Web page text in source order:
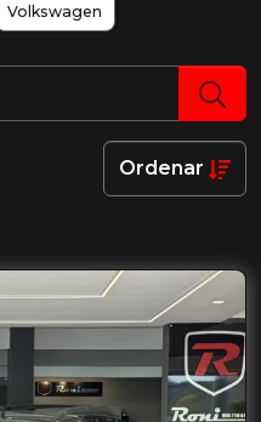
Volkswagen
Ordenar